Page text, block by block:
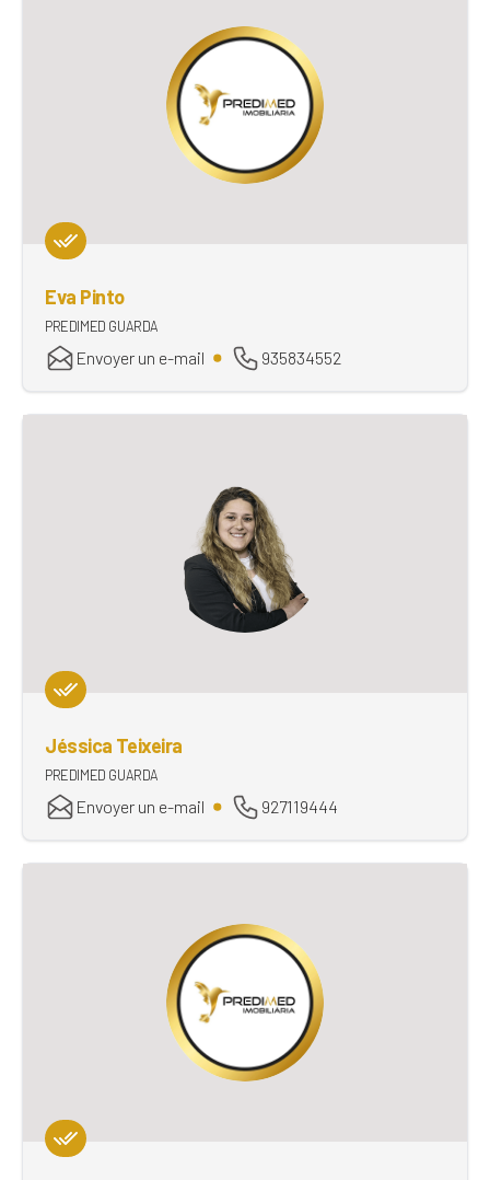
Eva Pinto
PREDIMED GUARDA
Envoyer un e-mail 935834552
Jéssica Teixeira
PREDIMED GUARDA
Envoyer un e-mail 927119444